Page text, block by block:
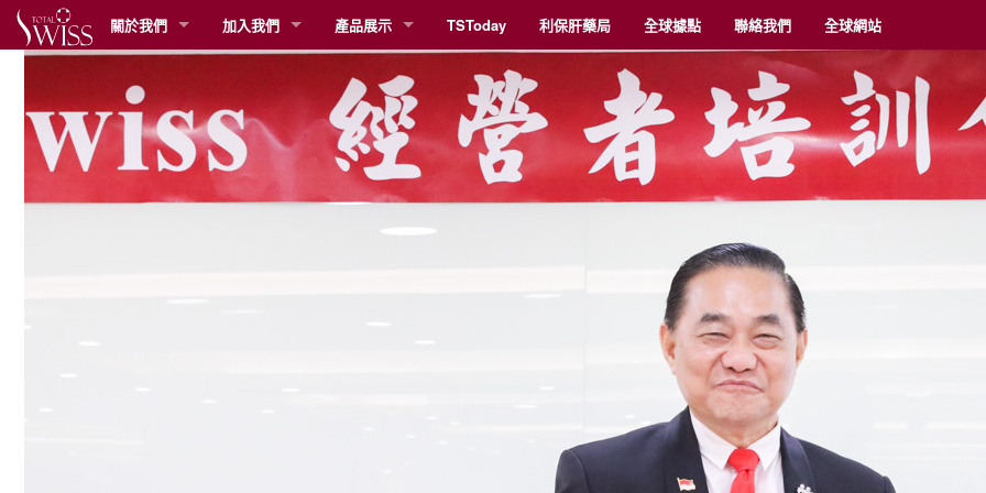
關於我們 加入我們 產品展示 TSToday 利保肝藥局 全球據點 聯絡我們 全球網站